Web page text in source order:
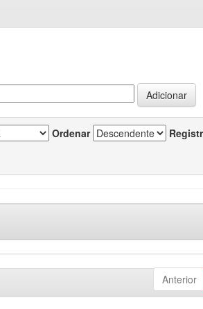
Ordenar
Anterior